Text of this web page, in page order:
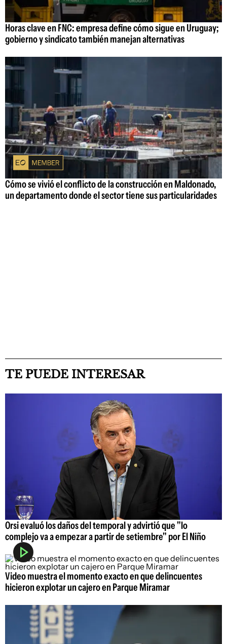
Horas clave en FNC: empresa define cómo sigue en Uruguay;
gobierno y sindicato también manejan alternativas
Cómo se vivió el conflicto de la construcción en Maldonado,
un departamento donde el sector tiene sus particularidades
TE PUEDE INTERESAR
Orsi evaluó los daños del temporal y advirtió que "lo
complejo va a empezar a partir de setiembre" por El Niño
Video muestra el momento exacto en que delincuentes
hicieron explotar un cajero en Parque Miramar